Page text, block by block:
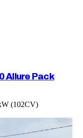
Allure Pack
(102CV)